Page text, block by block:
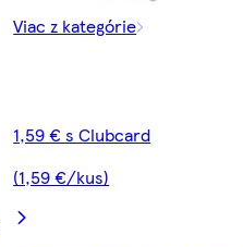
Viac z kategórie
1,59 € s Clubcard
(1,59 €/kus)